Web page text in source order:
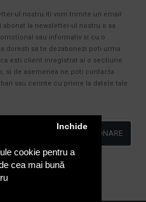
cookie pentru a
cea mai bună
Inchide
ul nostru iti vom trimite un email
la newsletter-ul nostru o sa
sau informativ si cu o
doresti sa te dezabonezi poti urma
esti client inregistrat ai o sectiune
si de asemenea ne poti contacta
sau cerinte cu privire la datele tale
ABONARE
de Confidentialitate